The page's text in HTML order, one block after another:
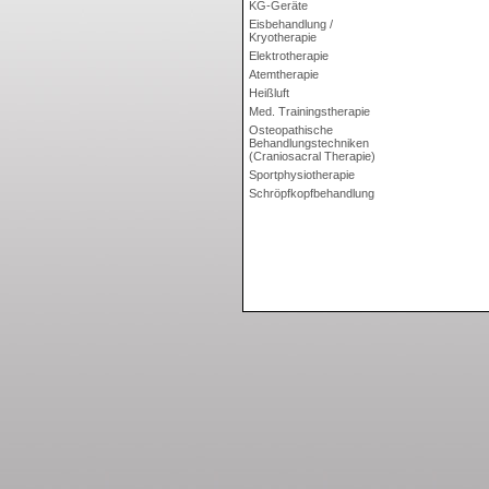
KG-Geräte
Eisbehandlung /
Kryotherapie
Elektrotherapie
Atemtherapie
Heißluft
Med. Trainingstherapie
Osteopathische
Behandlungstechniken
(Craniosacral Therapie)
Sportphysiotherapie
Schröpfkopfbehandlung